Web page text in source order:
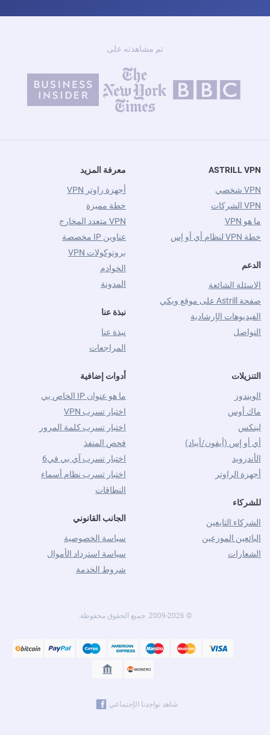
تم مشاهدته على
ASTRILL VPN
VPN شخصي
VPN الشركات
ما هو VPN
خطة VPN لنظام أي أو إس
الدعم
الاسئلة الشائعة
صفحة Astrill على موقع ويكي
الفيديوهات الإرشادية
التواصل
معرفة المزيد
أجهزة راوتر VPN
خطة مميزة
VPN متعدد المخارج
عناوين IP مخصصة
بروتوكولات VPN
الخوادم
المدونة
نبذة عنا
نبذة عنا
المراجعات
التنزيلات
الويندوز
ماك أوس
لينكس
أي أو إس (أيفون/أيباد)
الأندرويد
أجهزة الراوتر
للشركاء
الشركاء التابعين
البائعين الموزعين
الشعارات
أدوات إضافية
ما هو عنوان IP الخاص بي
اختبار تسرب VPN
اختبار تسرب كلمة المرور
فحص المنفذ
اختبار تسرب آي بي في6
اختبار تسرب نظام أسماء
النطاقات
الجانب القانوني
سياسة الخصوصية
سياسة استرداد الأموال
شروط الخدمة
شاهد تواجدنا الإجتماعي